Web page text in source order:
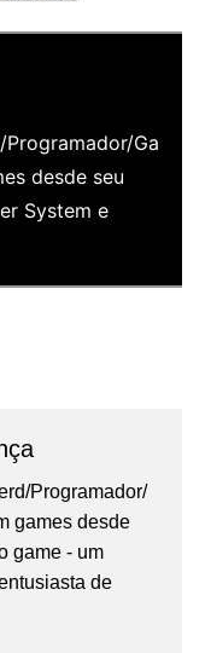
Ga
desde seu
System e
Programador/
games desde
game - um
de